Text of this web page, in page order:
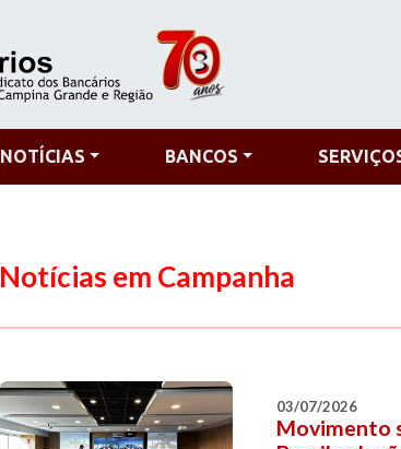
NOTÍCIAS BANCOS
Notícias em Campanha
03/07/2026
Movimento